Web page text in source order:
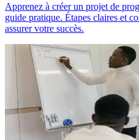
Apprenez à créer un projet de
guide pratique. Étapes claires et
assurer votre succès.